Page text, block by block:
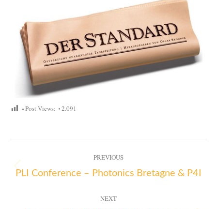
Post Views: 2.091
PREVIOUS
PLI Conference – Photonics Bretagne & P4I
NEXT